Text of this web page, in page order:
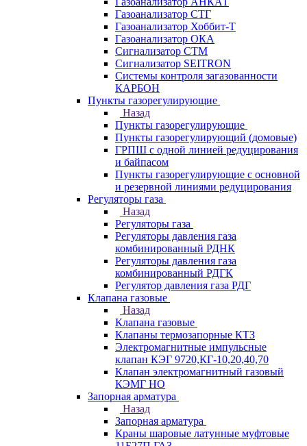
Газоанализатор СТГ
Газоанализатор Хоббит-Т
Газоанализатор ОКА
Сигнализатор СТМ
Сигнализатор SEITRON
Системы контроля загазованности
КАРБОН
Пункты газорегулирующие
Назад
Пункты газорегулирующие
Пункты газорегулирующий (домовые)
ГРПШ с одной линией редуцирования
и байпасом
Пункты газорегулирующие с основной
и резервной линиями редуцирования
Регуляторы газа
Назад
Регуляторы газа
Регуляторы давления газа
комбинированный РДНК
Регуляторы давления газа
комбинированный РДГК
Регулятор давления газа РДГ
Клапана газовые
Назад
Клапана газовые
Клапаны термозапорные КТЗ
Электромагнитные импульсные
клапан КЭГ 9720,КГ-10,20,40,70
Клапан электромагнитный газовый
КЭМГ НО
Запорная арматура
Назад
Запорная арматура
Краны шаровые латунные муфтовые